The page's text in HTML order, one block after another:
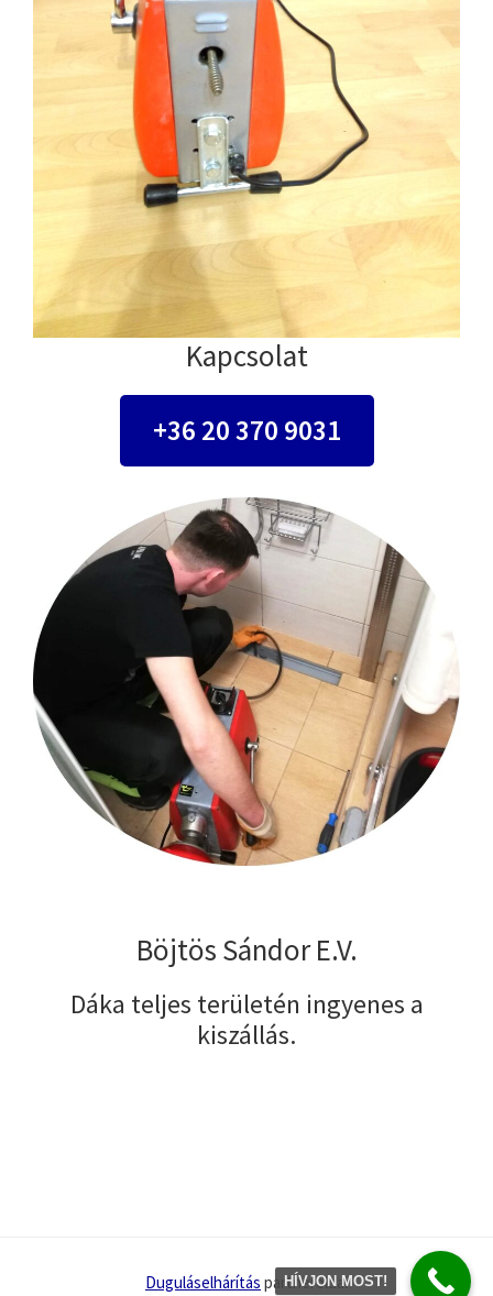
Kapcsolat
+36 20 370 9031
Böjtös Sándor E.V.
Dáka teljes területén ingyenes a
kiszállás.
Duguláselhárítás partneroldal
HÍVJON MOST!